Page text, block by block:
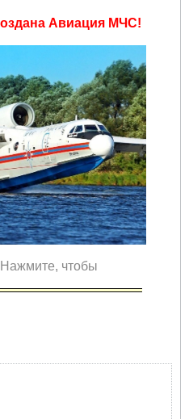
Авиация МЧС!
Нажмите, чтобы